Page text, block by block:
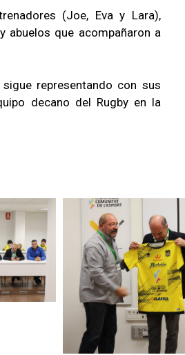
(Joe, Eva y Lara),
abuelos que acompañaron a
representando con sus
decano del Rugby en la